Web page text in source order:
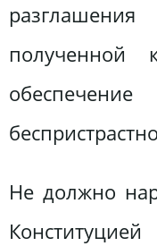
полученной
Не должно